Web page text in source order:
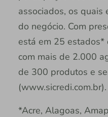
associados, os quais
do negócio. Com
está em 25 estados*
com mais de 2.000
de 300 produtos e
(www.sicredi.com.br).
*Acre, Alagoas,